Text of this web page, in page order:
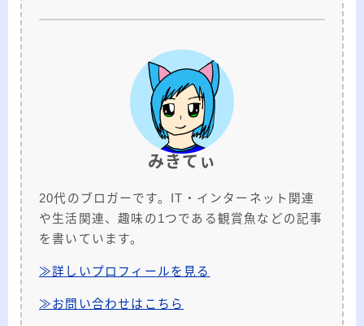
みきてぃ
20代のブロガーです。IT・インターネット関連
や生活関連、趣味の1つである観賞魚などの記事
を書いています。
≫詳しいプロフィールを見る
≫お問い合わせはこちら